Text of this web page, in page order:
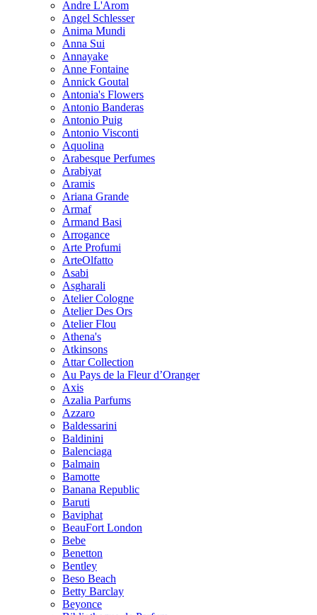
Andre L'Arom
Angel Schlesser
Anima Mundi
Anna Sui
Annayake
Anne Fontaine
Annick Goutal
Antonia's Flowers
Antonio Banderas
Antonio Puig
Antonio Visconti
Aquolina
Arabesque Perfumes
Arabiyat
Aramis
Ariana Grande
Armaf
Armand Basi
Arrogance
Arte Profumi
ArteOlfatto
Asabi
Asgharali
Atelier Cologne
Atelier Des Ors
Atelier Flou
Athena's
Atkinsons
Attar Collection
Au Pays de la Fleur d’Oranger
Axis
Azalia Parfums
Azzaro
Baldessarini
Baldinini
Balenciaga
Balmain
Bamotte
Banana Republic
Baruti
Baviphat
BeauFort London
Bebe
Benetton
Bentley
Beso Beach
Betty Barclay
Beyonce